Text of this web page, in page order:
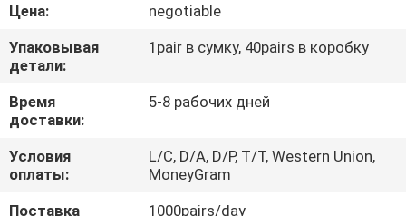
СВЯЖИТЕСЬ
МЫ
НОВОСТИ
СПРОСИТЕ
Цена:
negotiable
Упаковывая
детали:
1pair в сумку, 40pairs в коробку
Время
доставки:
5-8 рабочих дней
Условия
оплаты:
L/C, D/A, D/P, T/T, Western Union,
MoneyGram
Поставка
1000pairs/day